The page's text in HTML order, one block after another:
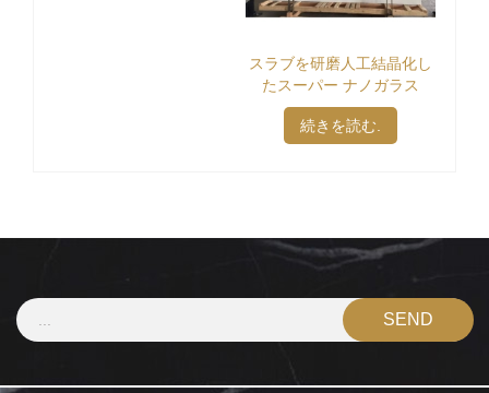
スラブを研磨人工結晶化し
たスーパー ナノガラス